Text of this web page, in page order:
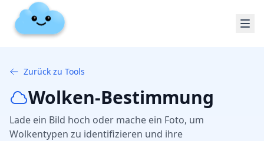
Zurück zu Tools
Wolken-Bestimmung
Lade ein Bild hoch oder mache ein Foto, um
Wolkentypen zu identifizieren und ihre